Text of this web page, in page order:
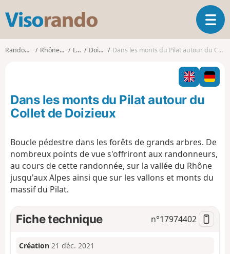
s
o
o
O
u
i
r
l
i
g
a
t
n
Randonnées Rhône-Alpes Loire Doizieux Dans les monts du Pilat autour du Collet de Doizieux
Dans les monts du Pilat autour du
Collet de Doizieux
Boucle pédestre dans les forêts de grands arbres. De
nombreux points de vue s'offriront aux randonneurs,
au cours de cette randonnée, sur la vallée du Rhône
jusqu'aux Alpes ainsi que sur les vallons et monts du
massif du Pilat.
Fiche technique n°17974402
Création 21 déc. 2021